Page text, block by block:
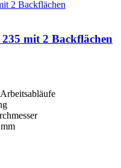
mit 2 Backflächen